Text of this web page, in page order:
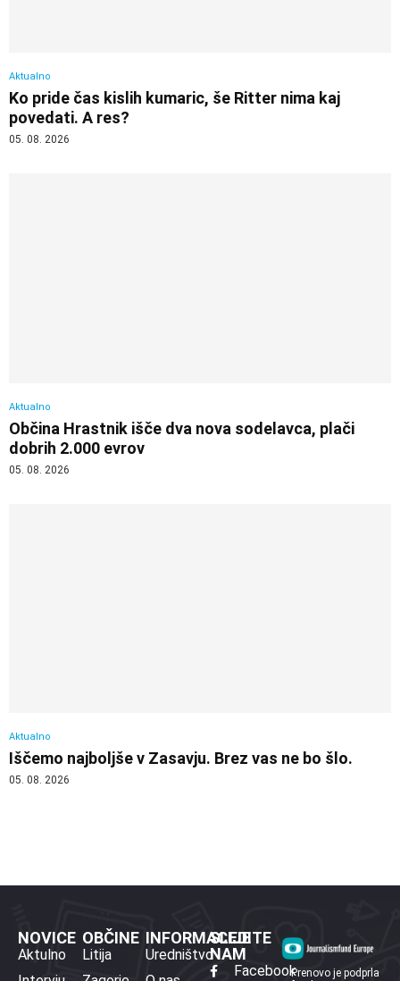
Aktualno
Ko pride čas kislih kumaric, še Ritter nima kaj
povedati. A res?
05. 08. 2026
Aktualno
Občina Hrastnik išče dva nova sodelavca, plači
dobrih 2.000 evrov
05. 08. 2026
Aktualno
Iščemo najboljše v Zasavju. Brez vas ne bo šlo.
05. 08. 2026
NOVICE
Aktulno
OBČINE
Litija
INFORMACIJE
Uredništvo
SLEDITE
NAM
FacebookPrenovo je podprla